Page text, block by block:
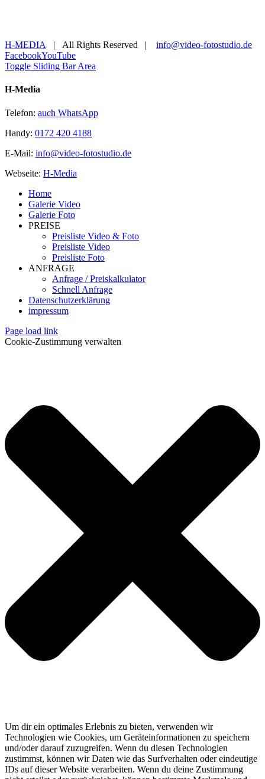
H-MEDIA | All Rights Reserved | info@video-fotostudio.de
FacebookYouTube
Toggle Sliding Bar Area
H-Media
Telefon: auch WhatsApp
Handy: 0172 420 4188
E-Mail: info@video-fotostudio.de
Webseite: H-Media
Home
Galerie Video
Galerie Foto
PREISE
Preisliste Video & Foto
Preisliste Video
Preisliste Foto
ANFRAGE
Anfrage / Preiskalkulator
Schnell Anfrage
Datenschutzerklärung
impressum
Page load link
Cookie-Zustimmung verwalten
Um dir ein optimales Erlebnis zu bieten, verwenden wir
Technologien wie Cookies, um Geräteinformationen zu speichern
und/oder darauf zuzugreifen. Wenn du diesen Technologien
zustimmst, können wir Daten wie das Surfverhalten oder eindeutige
IDs auf dieser Website verarbeiten. Wenn du deine Zustimmung